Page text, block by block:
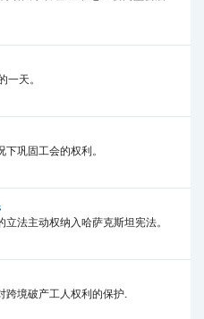
天。
巩固工会的权利。
法主动权纳入哈萨克斯坦宪法。
跨境破产工人权利的保护.